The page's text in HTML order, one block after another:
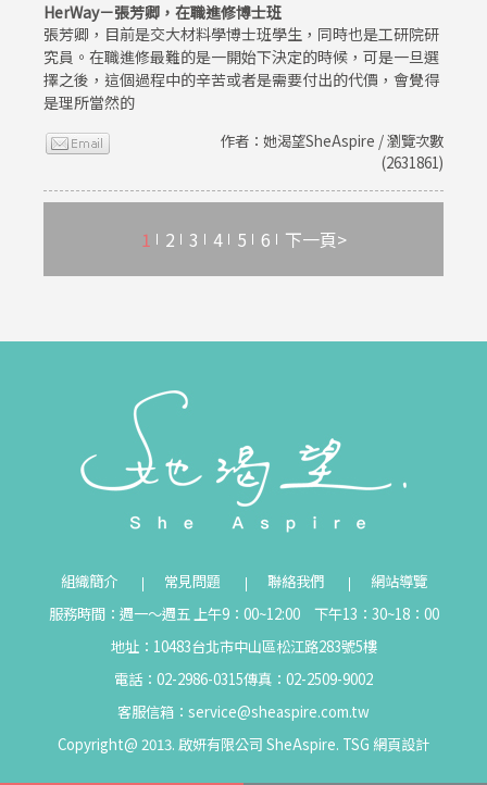
HerWay－張芳卿，在職進修博士班
張芳卿，目前是交大材料學博士班學生，同時也是工研院研
究員。在職進修最難的是一開始下決定的時候，可是一旦選
擇之後，這個過程中的辛苦或者是需要付出的代價，會覺得
是理所當然的
作者：她渴望SheAspire / 瀏覽次數
(2631861)
1 2 3 4 5 6 下一頁>
組織簡介 常見問題 聯絡我們
網站導覽
服務時間：週一～週五 上午9：00~12:00 下午13：30~18：00
地址：10483台北市中山區松江路283號5樓
電話：02-2986-0315傳真：02-2509-9002
客服信箱： service@sheaspire.com.tw
Copyright@ 2013. 啟妍有限公司 SheAspire. TSG 網頁設計